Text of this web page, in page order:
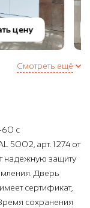
Смотреть ещё
60 с
5002, арт. 1274 от
надежную защиту
Дверь
сертификат,
сохранения